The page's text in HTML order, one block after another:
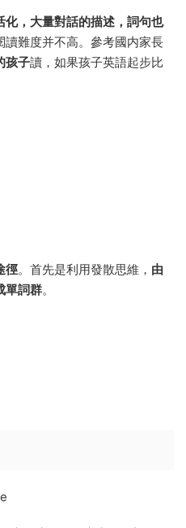
化，大量對話的描述，詞句也
讀難度并不高。參考國内家長
孩子讀，如果孩子英語起步比
徑。首先是利用發散思維， 由
單詞群。